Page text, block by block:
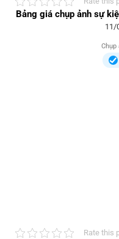
Bảng giá chụp ảnh sự
11/
Chụp
Rate this